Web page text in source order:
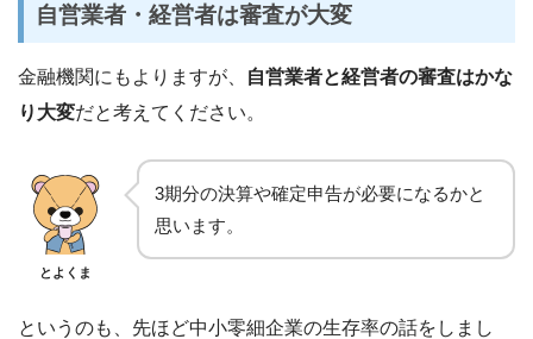
自営業者・経営者は審査が大変
金融機関にもよりますが、
自営業者と経営者の審査はかな
り大変だと考えてください。
とよくま
3期分の決算や確定申告が必要になるかと
思います。
というのも、先ほど中小零細企業の生存率の話をしまし